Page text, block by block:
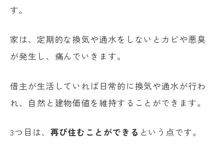
す。
家は、定期的な換気や通水をしないとカビや悪臭
が発生し、痛んでいきます。
借主が生活していれば日常的に換気や通水が行わ
れ、自然と建物価値を維持することができます。
3つ目は、 再び住むことができる という点です。